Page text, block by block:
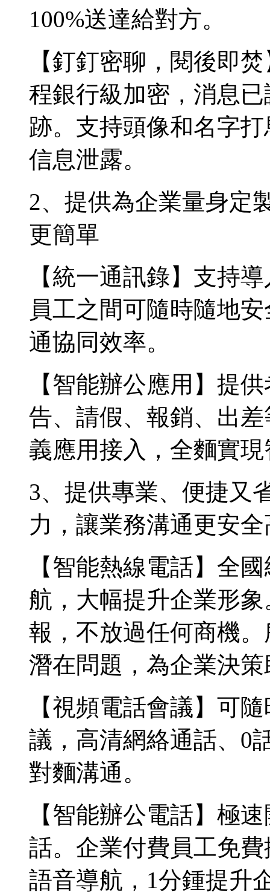
100%送達給對方。
【釘釘密聊，閱後即
程銀行級加密，消息
跡。支持頭像和名字
信息泄露。
2、提供為企業量身定
更簡單
【統一通訊錄】支持
員工之間可隨時隨地
通協同效率。
【智能辦公應用】提
告、請假、報銷、出
義應用接入，全麵實
3、提供專業、便捷又
力，讓業務溝通更安
【智能熱線電話】全
航，大幅提升企業形
報，不放過任何商機
潛在問題，為企業決
【視頻電話會議】可
議，高清網絡通話、0
對麵溝通。
【智能辦公電話】極
話。企業付費員工免
語音導航，1分鍾提升